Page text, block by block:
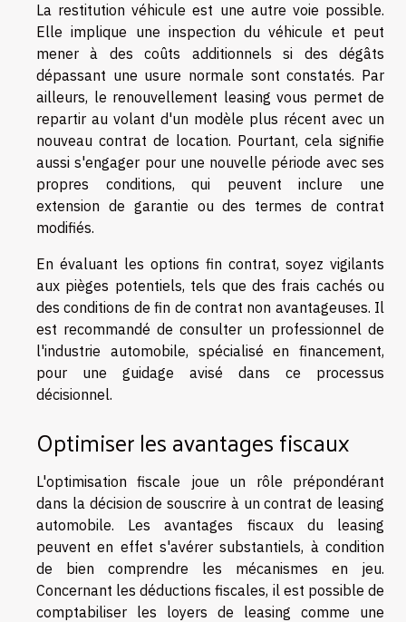
La restitution véhicule est une autre voie possible.
Elle implique une inspection du véhicule et peut
mener à des coûts additionnels si des dégâts
dépassant une usure normale sont constatés. Par
ailleurs, le renouvellement leasing vous permet de
repartir au volant d'un modèle plus récent avec un
nouveau contrat de location. Pourtant, cela signifie
aussi s'engager pour une nouvelle période avec ses
propres conditions, qui peuvent inclure une
extension de garantie ou des termes de contrat
modifiés.
En évaluant les options fin contrat, soyez vigilants
aux pièges potentiels, tels que des frais cachés ou
des conditions de fin de contrat non avantageuses. Il
est recommandé de consulter un professionnel de
l'industrie automobile, spécialisé en financement,
pour une guidage avisé dans ce processus
décisionnel.
Optimiser les avantages fiscaux
L'optimisation fiscale joue un rôle prépondérant
dans la décision de souscrire à un contrat de leasing
automobile. Les avantages fiscaux du leasing
peuvent en effet s'avérer substantiels, à condition
de bien comprendre les mécanismes en jeu.
Concernant les déductions fiscales, il est possible de
comptabiliser les loyers de leasing comme une